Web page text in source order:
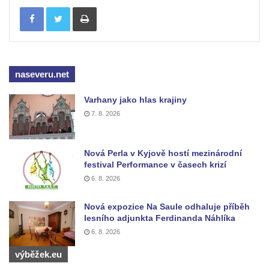
Boží muka u domu čp. 392 na rohu ulic Na
Hradčanech a Palackého v Roudnici nad
Kříž v centru Liběšic
Kříž na návsi v Chouči
Boží muka na rozcestí východně od Chouče
Kříž na návsi v Lužici
Kříž na návsi v Dobrčicích
Kříž u domu čp. 3 v Chrámcích
Kříž u polní cesty severozápadně od Kozel
Centrální kříž hřbitova v Kozlech
Kříž východně od Oparna u cesty na Lovoš
Pamětní kříž na Lovoši
Tisknout
naseveru.net
Varhany jako hlas krajiny
7. 8. 2026
Nová Perla v Kyjově hostí mezinárodní
festival Performance v časech krizí
6. 8. 2026
Nová expozice Na Saule odhaluje příběh
lesního adjunkta Ferdinanda Náhlíka
6. 8. 2026
výběžek.eu